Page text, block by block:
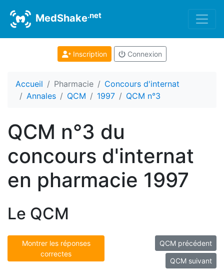
MedShake.net
Inscription Connexion
Accueil Pharmacie
Concours d'internat
Annales
QCM 1997 QCM n°3
QCM n°3 du
concours d'internat
en pharmacie 1997
Le QCM
Montrer les réponses
correctes
QCM précédent
QCM suivant